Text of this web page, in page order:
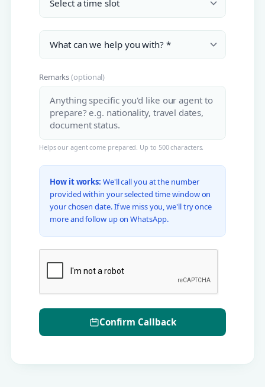
Remarks(optional)
Helps our agent come prepared. Up to 500 characters.
How it works: We'll call you at the number
provided within your selected time window on
your chosen date. If we miss you, we'll try once
more and follow up on WhatsApp.
Confirm Callback